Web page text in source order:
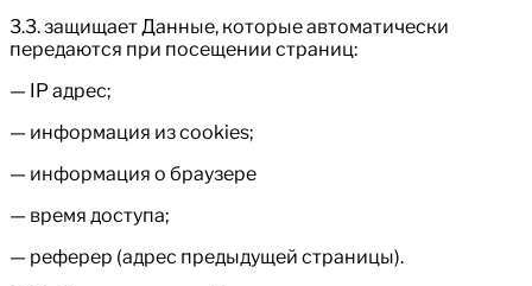
3.3. защищает Данные, которые автоматически
передаются при посещении страниц:
— IP адрес;
— информация из cookies;
— информация о браузере
— время доступа;
— реферер (адрес предыдущей страницы).